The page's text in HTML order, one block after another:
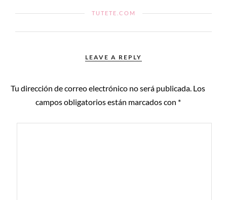
TUTETE.COM
LEAVE A REPLY
Tu dirección de correo electrónico no será publicada. Los
campos obligatorios están marcados con *